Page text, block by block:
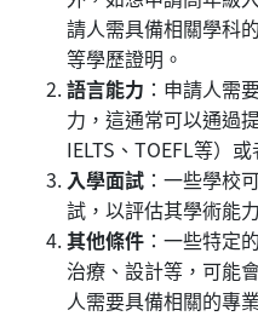
請人需具備相關學科
等學歷證明。
語言能力 ：申請人需
力，這通常可以通過
IELTS、TOEFL等）
入學面試 ：一些學校
試，以評估其學術能
其他條件 ：一些特定
治療、設計等，可能
人需要具備相關的專